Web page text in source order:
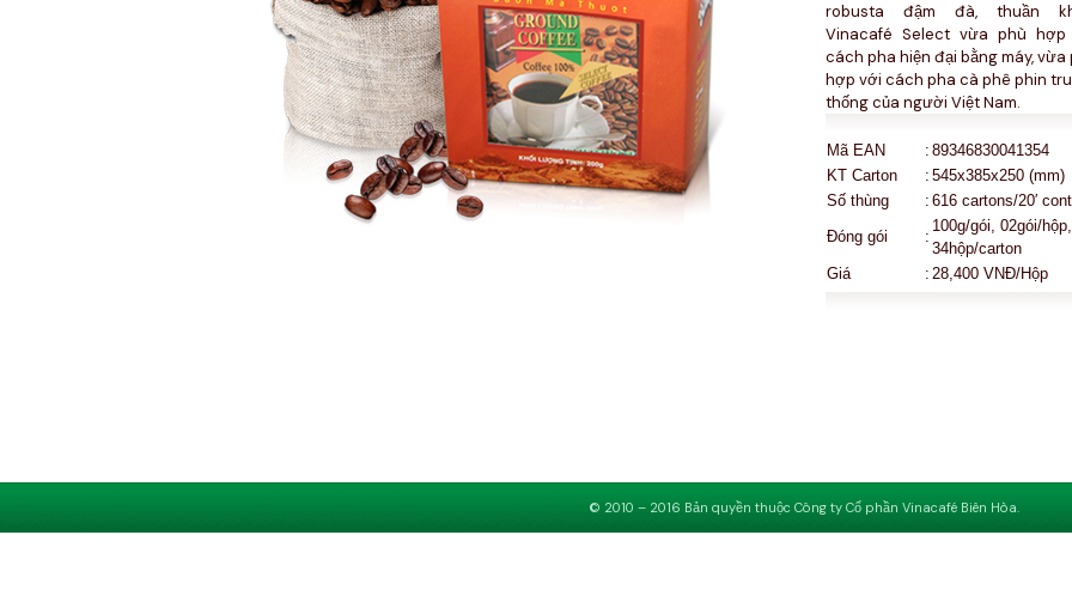
robusta đậm đà, thuần
Vinacafé Select vừa phù hợp
cách pha hiện đại bằng máy, vừa
hợp với cách pha cà phê phin
thống của người Việt Nam.
Mã EAN : 89346830041354
KT Carton
: 545x385x250 (mm)
Số thùng
: 616 cartons/20′ cont
Đóng gói
:
100g/gói, 02gói/hộp,
34hộp/carton
Giá
: 28,400 VNĐ/Hộp
© 2010 – 2016 Bản quyền thuộc Công ty Cổ phần Vinacafé Biên Hòa.